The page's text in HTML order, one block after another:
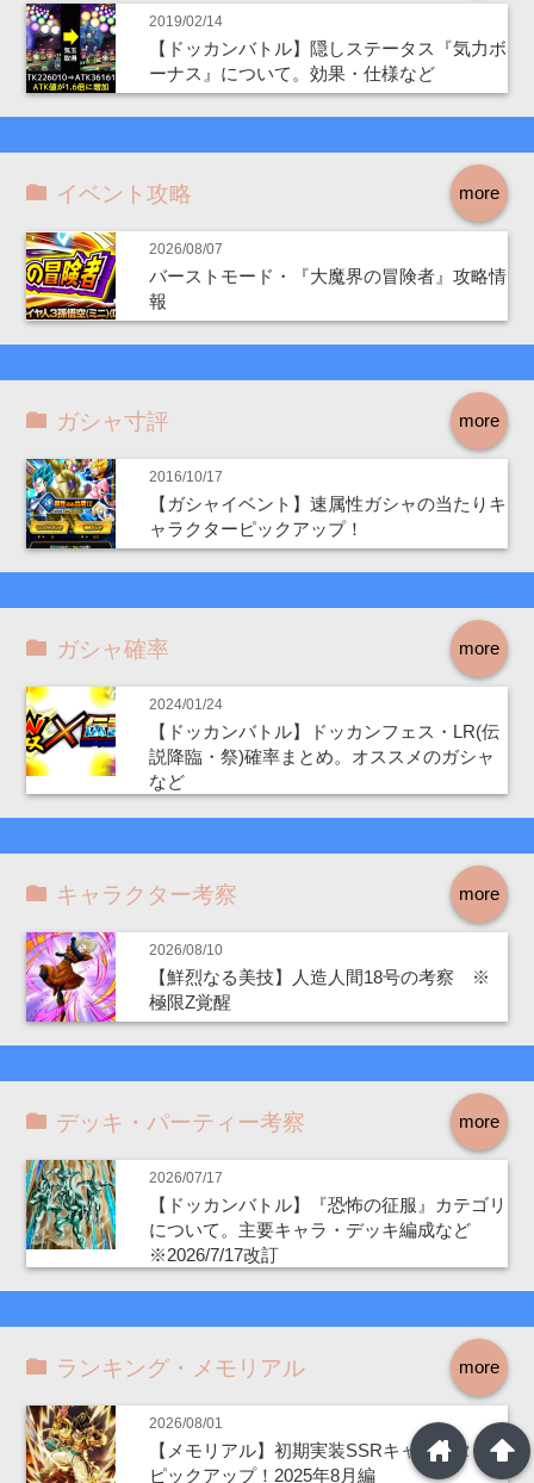
2019/02/14
【ドッカンバトル】隠しステータス『気力ボ
ーナス』について。効果・仕様など
more
イベント攻略
2026/08/07
バーストモード・『大魔界の冒険者』攻略情
報
more
ガシャ寸評
2016/10/17
【ガシャイベント】速属性ガシャの当たりキ
ャラクターピックアップ！
more
ガシャ確率
2024/01/24
【ドッカンバトル】ドッカンフェス・LR(伝
説降臨・祭)確率まとめ。オススメのガシャ
など
more
キャラクター考察
2026/08/10
【鮮烈なる美技】人造人間18号の考察 ※
極限Z覚醒
more
デッキ・パーティー考察
2026/07/17
【ドッカンバトル】『恐怖の征服』カテゴリ
について。主要キャラ・デッキ編成など
※2026/7/17改訂
more
ランキング・メモリアル
2026/08/01
【メモリアル】初期実装SSRキャラクター
ピックアップ！2025年8月編
arrowup
home